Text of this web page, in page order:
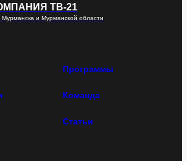
ТВ-21
Мурманска и Мурманской области
Программы
Команда
Статьи